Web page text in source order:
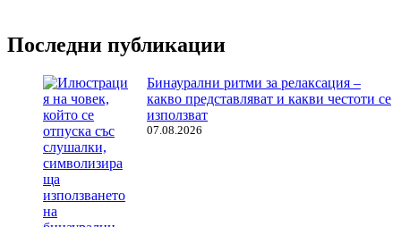
Последни публикации
Бинаурални ритми за релаксация –
какво представляват и какви честоти се
използват
07.08.2026